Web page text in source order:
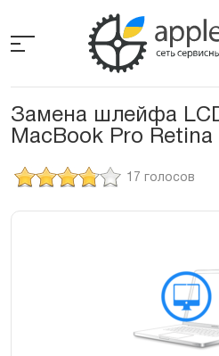
the
Замена шлейфа
MacBook Pro Retina
17 голосов